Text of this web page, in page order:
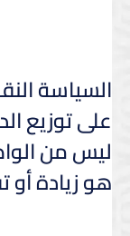
السياسة
على توزيع
ليس من
هو زيادة أو